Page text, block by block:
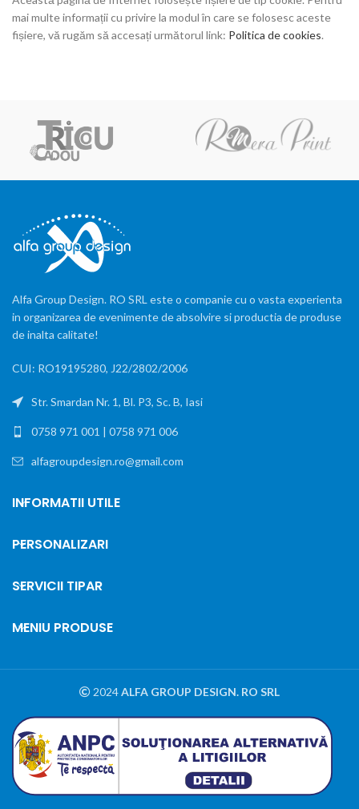
mai multe informații cu privire la modul în care se folosesc aceste
fișiere, vă rugăm să accesați următorul link: Politica de cookies.
Alfa Group Design. RO SRL este o companie cu o vasta experienta
in organizarea de evenimente de absolvire si productia de produse
de inalta calitate!
CUI: RO19195280, J22/2802/2006
Str. Smardan Nr. 1, Bl. P3, Sc. B, Iasi
0758 971 001 | 0758 971 006
alfagroupdesign.ro@gmail.com
INFORMATII UTILE
PERSONALIZARI
SERVICII TIPAR
MENIU PRODUSE
2024ALFA GROUP DESIGN. RO SRL